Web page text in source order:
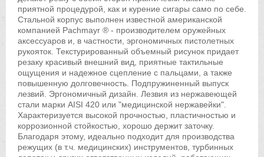
приятной процедурой, как и курение сигары само по себе.
Стальной корпус выполнен известной американской
компанией Pachmayr ® - производителем оружейных
аксессуаров и, в частности, эргономичных пистолетных
рукояток. Текстурированный объемный рисунок придает
резаку красивый внешний вид, приятные тактильные
ощущения и надежное сцепление с пальцами, а также
повышенную долговечность. Подпружиненный выпуск
лезвий. Эргономичный дизайн. Лезвия из нержавеющей
стали марки AISI 420 или "медицинской нержавейки".
Характеризуется высокой прочностью, пластичностью и
коррозионной стойкостью, хорошо держит заточку.
Благодаря этому, идеально подходит для производства
режущих (в т.ч. медицинских) инструментов, турбинных